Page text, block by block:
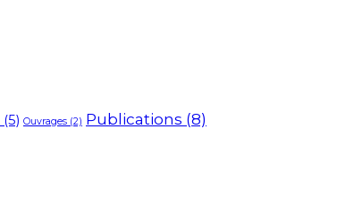
(5) Ouvrages (2) Publications (8)